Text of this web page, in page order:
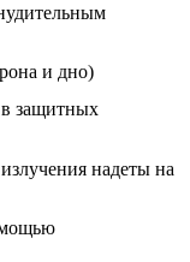
и дно)
защитных
надеты на